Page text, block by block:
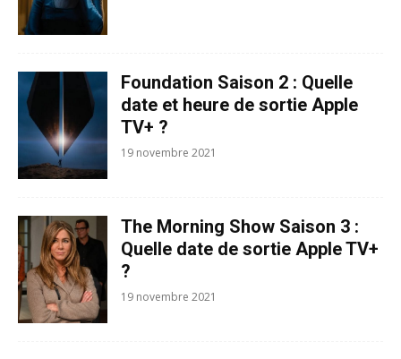
Foundation Saison 2 : Quelle
date et heure de sortie Apple
TV+ ?
19 novembre 2021
The Morning Show Saison 3 :
Quelle date de sortie Apple TV+
?
19 novembre 2021